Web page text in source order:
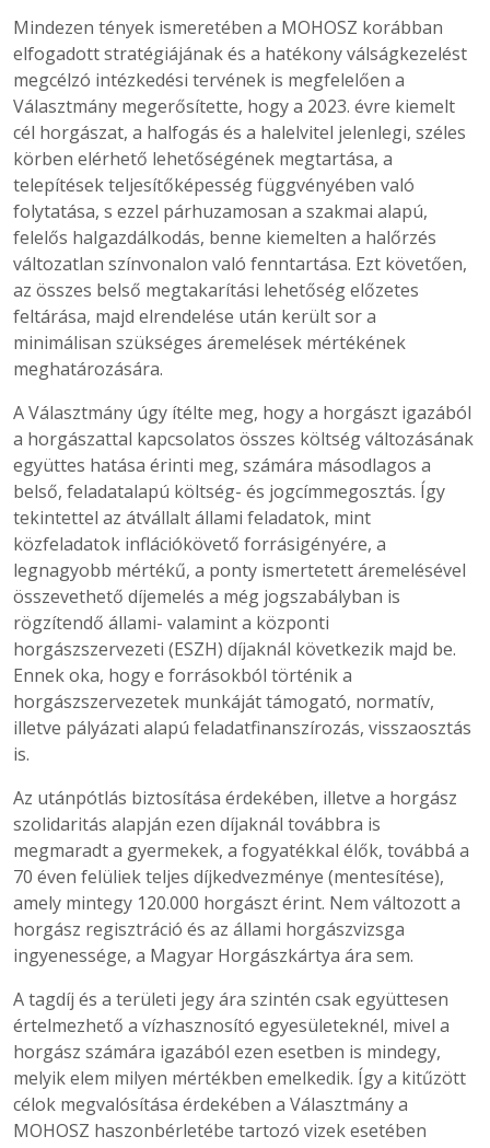
Mindezen tények ismeretében a MOHOSZ korábban
elfogadott stratégiájának és a hatékony válságkezelést
megcélzó intézkedési tervének is megfelelően a
Választmány megerősítette, hogy a 2023. évre kiemelt
cél horgászat, a halfogás és a halelvitel jelenlegi, széles
körben elérhető lehetőségének megtartása, a
telepítések teljesítőképesség függvényében való
folytatása, s ezzel párhuzamosan a szakmai alapú,
felelős halgazdálkodás, benne kiemelten a halőrzés
változatlan színvonalon való fenntartása. Ezt követően,
az összes belső megtakarítási lehetőség előzetes
feltárása, majd elrendelése után került sor a
minimálisan szükséges áremelések mértékének
meghatározására.
A Választmány úgy ítélte meg, hogy a horgászt igazából
a horgászattal kapcsolatos összes költség változásának
együttes hatása érinti meg, számára másodlagos a
belső, feladatalapú költség- és jogcímmegosztás. Így
tekintettel az átvállalt állami feladatok, mint
közfeladatok inflációkövető forrásigényére, a
legnagyobb mértékű, a ponty ismertetett áremelésével
összevethető díjemelés a még jogszabályban is
rögzítendő állami- valamint a központi
horgászszervezeti (ESZH) díjaknál következik majd be.
Ennek oka, hogy e forrásokból történik a
horgászszervezetek munkáját támogató, normatív,
illetve pályázati alapú feladatfinanszírozás, visszaosztás
is.
Az utánpótlás biztosítása érdekében, illetve a horgász
szolidaritás alapján ezen díjaknál továbbra is
megmaradt a gyermekek, a fogyatékkal élők, továbbá a
70 éven felüliek teljes díjkedvezménye (mentesítése),
amely mintegy 120.000 horgászt érint. Nem változott a
horgász regisztráció és az állami horgászvizsga
ingyenessége, a Magyar Horgászkártya ára sem.
A tagdíj és a területi jegy ára szintén csak együttesen
értelmezhető a vízhasznosító egyesületeknél, mivel a
horgász számára igazából ezen esetben is mindegy,
melyik elem milyen mértékben emelkedik. Így a kitűzött
célok megvalósítása érdekében a Választmány a
MOHOSZ haszonbérletébe tartozó vizek esetében